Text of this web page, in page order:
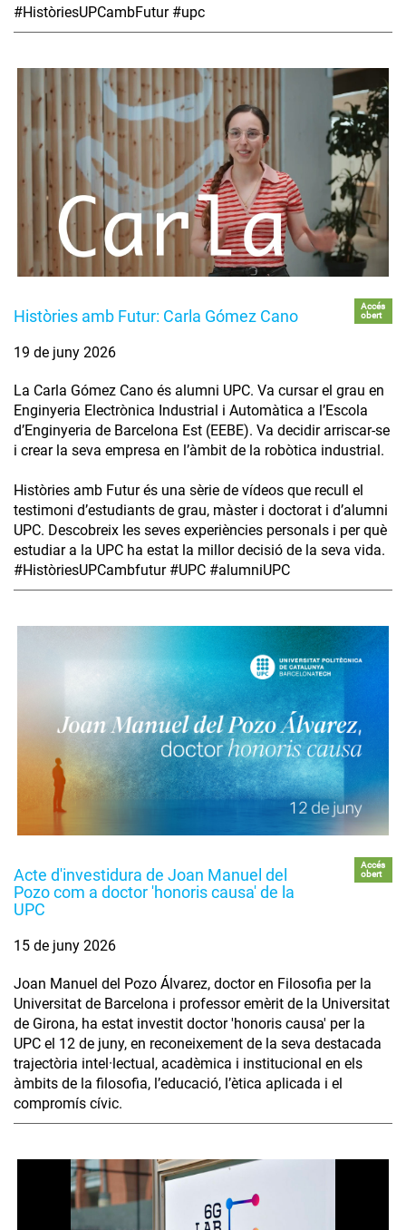
#HistòriesUPCambFutur #upc
Històries amb Futur: Carla Gómez Cano
Accés
obert
19 de juny 2026
La Carla Gómez Cano és alumni UPC. Va cursar el grau en
Enginyeria Electrònica Industrial i Automàtica a l’Escola
d’Enginyeria de Barcelona Est (EEBE). Va decidir arriscar-se
i crear la seva empresa en l’àmbit de la robòtica industrial.
Històries amb Futur és una sèrie de vídeos que recull el
testimoni d’estudiants de grau, màster i doctorat i d’alumni
UPC. Descobreix les seves experiències personals i per què
estudiar a la UPC ha estat la millor decisió de la seva vida.
#HistòriesUPCambfutur #UPC #alumniUPC
Acte d'investidura de Joan Manuel del
Pozo com a doctor 'honoris causa' de la
UPC
Accés
obert
15 de juny 2026
Joan Manuel del Pozo Álvarez, doctor en Filosofia per la
Universitat de Barcelona i professor emèrit de la Universitat
de Girona, ha estat investit doctor 'honoris causa' per la
UPC el 12 de juny, en reconeixement de la seva destacada
trajectòria intel·lectual, acadèmica i institucional en els
àmbits de la filosofia, l’educació, l’ètica aplicada i el
compromís cívic.